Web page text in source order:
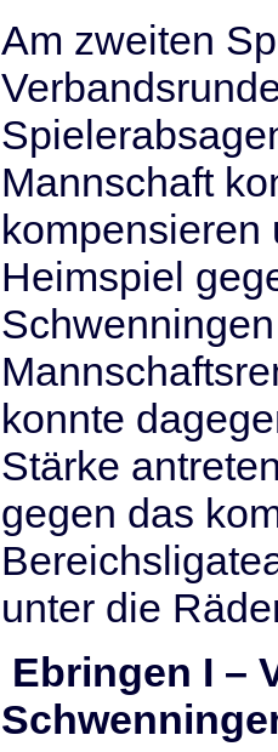
Am zweiten
Mannschaft
kompensieren
Heimspiel
konnte
Stärke
gegen das
unter die
Ebringen I –